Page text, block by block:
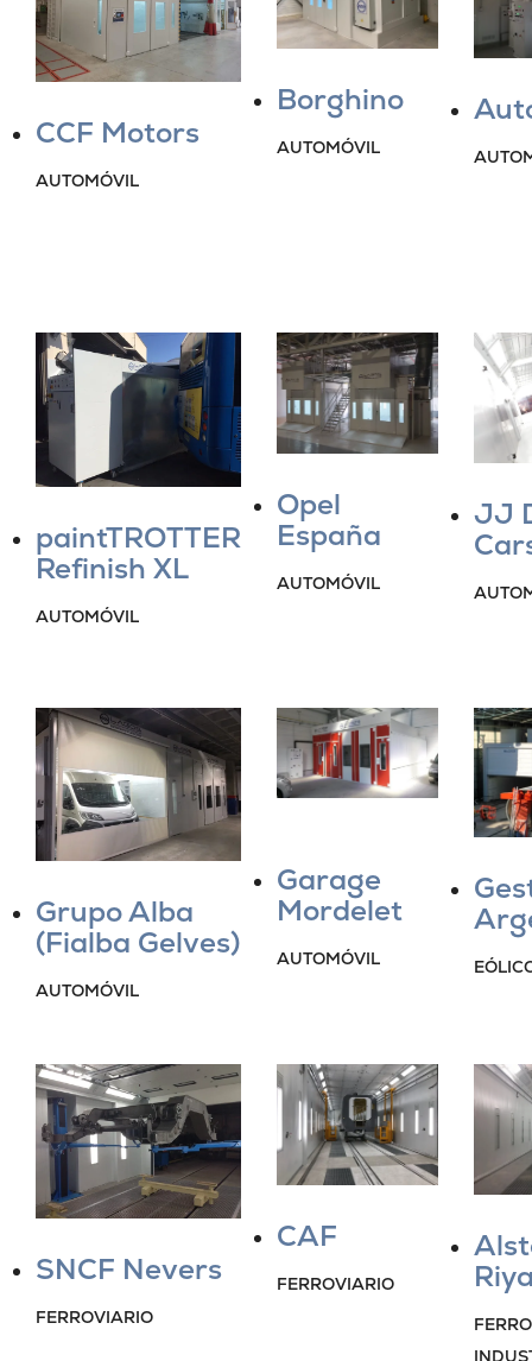
CCF Motors
AUTOMÓVIL
Borghino
AUTOMÓVIL
paintTROTTER
Refinish XL
AUTOMÓVIL
Opel
España
AUTOMÓVIL
JJ
Grupo Alba
(Fialba Gelves)
AUTOMÓVIL
Garage
Mordelet
AUTOMÓVIL
SNCF Nevers
FERROVIARIO
CAF
FERROVIARIO